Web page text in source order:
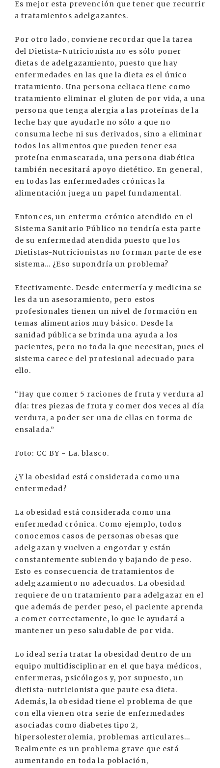
Es mejor esta prevención que tener que recurrir
a tratamientos adelgazantes.
Por otro lado, conviene recordar que la tarea
del Dietista-Nutricionista no es sólo poner
dietas de adelgazamiento, puesto que hay
enfermedades en las que la dieta es el único
tratamiento. Una persona celiaca tiene como
tratamiento eliminar el gluten de por vida, a una
persona que tenga alergia a las proteínas de la
leche hay que ayudarle no sólo a que no
consuma leche ni sus derivados, sino a eliminar
todos los alimentos que pueden tener esa
proteína enmascarada, una persona diabética
también necesitará apoyo dietético. En general,
en todas las enfermedades crónicas la
alimentación juega un papel fundamental.
Entonces, un enfermo crónico atendido en el
Sistema Sanitario Público no tendría esta parte
de su enfermedad atendida puesto que los
Dietistas-Nutricionistas no forman parte de ese
sistema... ¿Eso supondría un problema?
Efectivamente. Desde enfermería y medicina se
les da un asesoramiento, pero estos
profesionales tienen un nivel de formación en
temas alimentarios muy básico. Desde la
sanidad pública se brinda una ayuda a los
pacientes, pero no toda la que necesitan, pues el
sistema carece del profesional adecuado para
ello.
“Hay que comer 5 raciones de fruta y verdura al
día: tres piezas de fruta y comer dos veces al día
verdura, a poder ser una de ellas en forma de
ensalada.”
Foto: CC BY - La. blasco.
¿Y la obesidad está considerada como una
enfermedad?
La obesidad está considerada como una
enfermedad crónica. Como ejemplo, todos
conocemos casos de personas obesas que
adelgazan y vuelven a engordar y están
constantemente subiendo y bajando de peso.
Esto es consecuencia de tratamientos de
adelgazamiento no adecuados. La obesidad
requiere de un tratamiento para adelgazar en el
que además de perder peso, el paciente aprenda
a comer correctamente, lo que le ayudará a
mantener un peso saludable de por vida.
Lo ideal sería tratar la obesidad dentro de un
equipo multidisciplinar en el que haya médicos,
enfermeras, psicólogos y, por supuesto, un
dietista-nutricionista que paute esa dieta.
Además, la obesidad tiene el problema de que
con ella vienen otra serie de enfermedades
asociadas como diabetes tipo 2,
hipersolesterolemia, problemas articulares...
Realmente es un problema grave que está
aumentando en toda la población,